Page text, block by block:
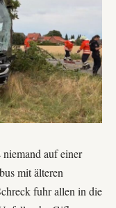
auf einer
mit älteren
fuhr allen in die